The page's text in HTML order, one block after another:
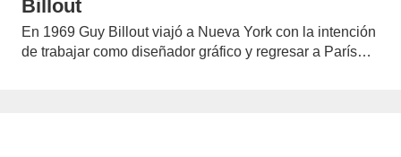
Billout
En 1969 Guy Billout viajó a Nueva York con la intención
de trabajar como diseñador gráfico y regresar a París…